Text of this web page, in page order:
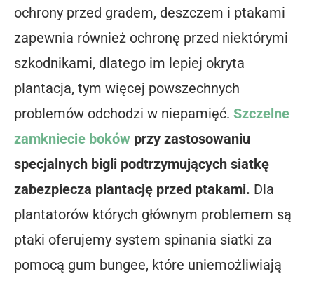
ochrony przed gradem, deszczem i ptakami
zapewnia również ochronę przed niektórymi
szkodnikami, dlatego im lepiej okryta
plantacja, tym więcej powszechnych
problemów odchodzi w niepamięć. Szczelne
zamkniecie boków przy zastosowaniu
specjalnych bigli podtrzymujących siatkę
zabezpiecza plantację przed ptakami. Dla
plantatorów których głównym problemem są
ptaki oferujemy system spinania siatki za
pomocą gum bungee, które uniemożliwiają